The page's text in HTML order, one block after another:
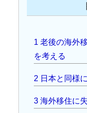
1 老後の海外
を考える
2 日本と同様
3海外移住に